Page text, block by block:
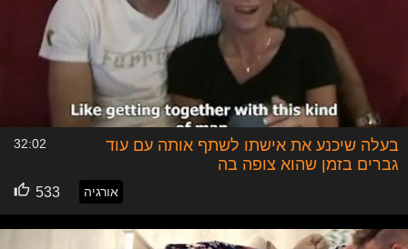
בעלה שיכנע את אישתו לשתף אותה עם עוד
גברים בזמן שהוא צופה בה
32:02
אורגיה 533